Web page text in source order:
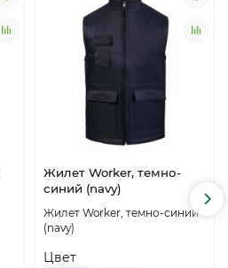
Жилет Worker, темно-
синий (navy)
Жилет Worker, темно-синий
(navy)
Цвет